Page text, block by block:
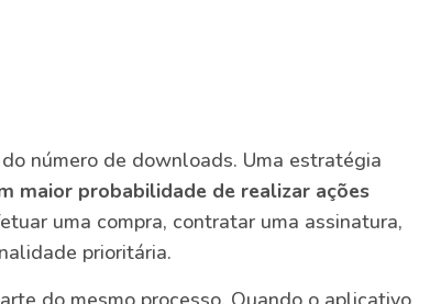
número de downloads. Uma estratégia
maior probabilidade de realizar ações
uma compra, contratar uma assinatura,
prioritária.